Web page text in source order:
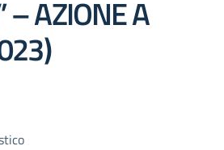
– AZIONE A